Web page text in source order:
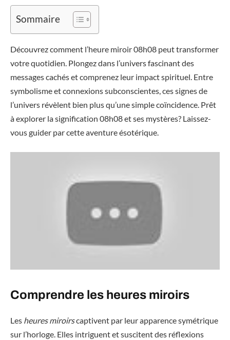
Sommaire
Découvrez comment l’heure miroir 08h08 peut transformer
votre quotidien. Plongez dans l’univers fascinant des
messages cachés et comprenez leur impact spirituel. Entre
symbolisme et connexions subconscientes, ces signes de
l’univers révèlent bien plus qu’une simple coïncidence. Prêt
à explorer la signification 08h08 et ses mystères? Laissez-
vous guider par cette aventure ésotérique.
Comprendre les heures miroirs
Les heures miroirscaptivent par leur apparence symétrique
sur l’horloge. Elles intriguent et suscitent des réflexions